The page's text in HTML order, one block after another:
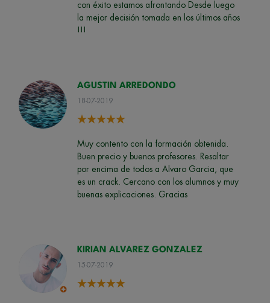
con éxito estamos afrontando Desde luego
la mejor decisión tomada en los últimos años
!!!
AGUSTIN ARREDONDO
18-07-2019
Muy contento con la formación obtenida.
Buen precio y buenos profesores. Resaltar
por encima de todos a Alvaro Garcia, que
es un crack. Cercano con los alumnos y muy
buenas explicaciones. Gracias
KIRIAN ALVAREZ GONZALEZ
15-07-2019